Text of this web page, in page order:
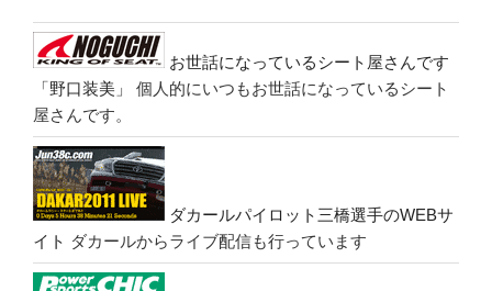
お世話になっているシート屋さんです
「野口装美」
個人的にいつもお世話になっているシート
屋さんです。
ダカールパイロット三橋選手のWEBサ
イト ダカールからライブ配信も行っています